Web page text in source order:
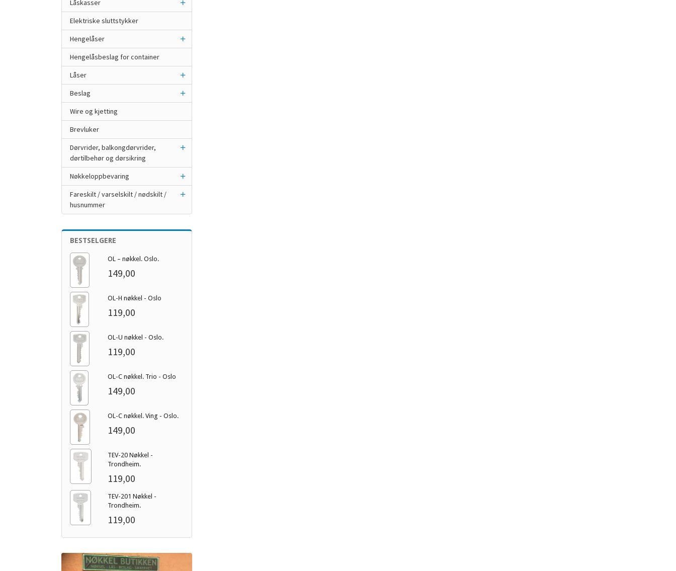
Låskasser
Elektriske sluttstykker
Hengelåser
Hengelåsbeslag for container
Låser
Beslag
Wire og kjetting
Brevluker
Dørvrider, balkongdørvrider,
dørtilbehør og dørsikring
Nøkkeloppbevaring
Fareskilt / varselskilt / nødskilt /
husnummer
BESTSELGERE
OL – nøkkel. Oslo.
149,00
OL-H nøkkel - Oslo
119,00
OL-U nøkkel - Oslo.
119,00
OL-C nøkkel. Trio - Oslo
149,00
OL-C nøkkel. Ving - Oslo.
149,00
TEV-20 Nøkkel -
Trondheim.
119,00
TEV-201 Nøkkel -
Trondheim.
119,00